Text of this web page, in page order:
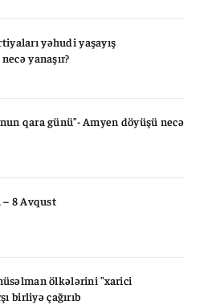
yəhudi yaşayış
yanaşır?
qara günü"- Amyen döyüşü necə
8 Avqust
ölkələrini "xarici
birliyə çağırıb